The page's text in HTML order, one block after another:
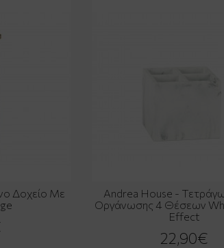
Δοχείο Με
Andrea House -
Οργάνωσης 4 Θέσεων
Effect
22,90€